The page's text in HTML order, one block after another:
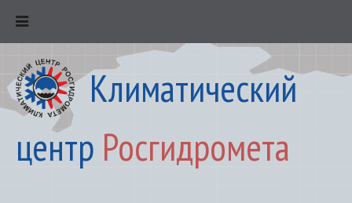
Климатический
центр Росгидромета